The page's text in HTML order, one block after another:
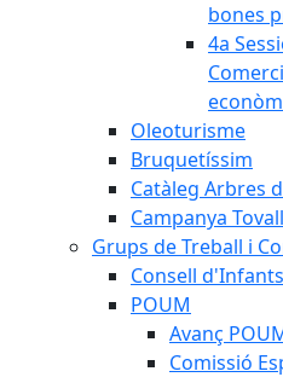
bones
4a
Oleoturisme
Bruquetíssim
Catàleg Arbres
Campanya
Grups de Treball i
Consell
POUM
Avanç
Comissió